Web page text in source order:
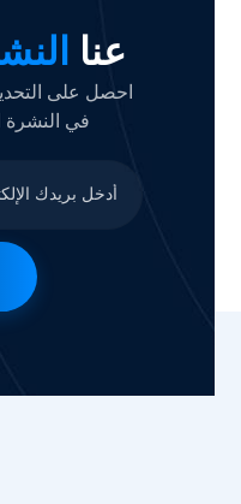
عنا
احصل على
في النشرة